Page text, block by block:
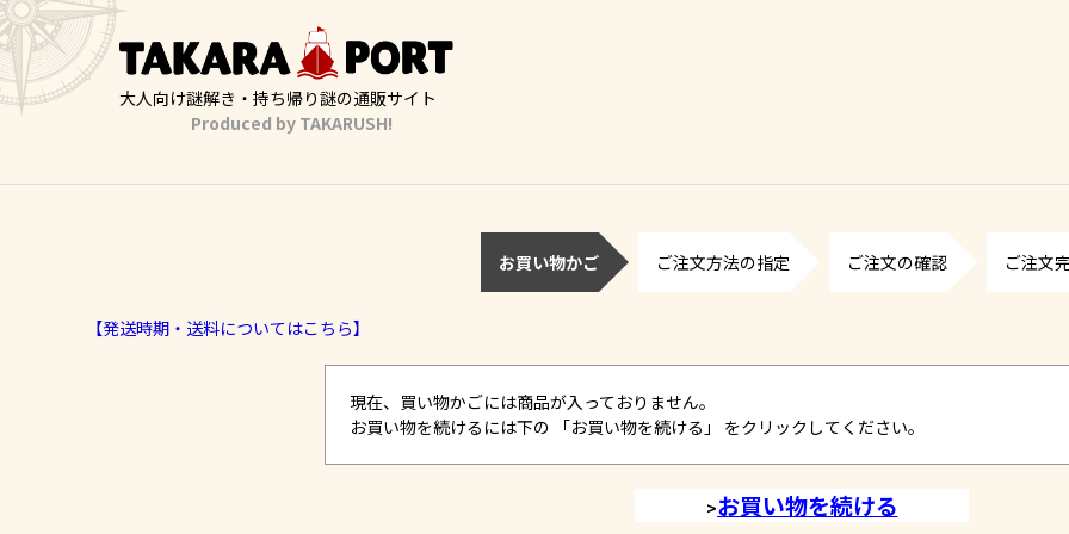
大人向け謎解き・持ち帰り謎の通販サイト
Produced by TAKARUSH!
お買い物かご ご注文方法の指定 ご注文の確認 ご注文
【発送時期・送料についてはこちら】
現在、買い物かごには商品が入っておりません。
お買い物を続けるには下の 「お買い物を続ける」 をクリックしてください。
>